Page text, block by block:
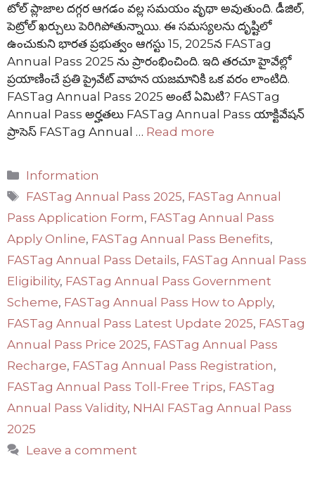
టోల్ ప్లాజాల దగ్గర ఆగడం వల్ల సమయం వృథా అవుతుంది. డీజిల్,
పెట్రోల్ ఖర్చులు పెరిగిపోతున్నాయి. ఈ సమస్యలను దృష్టిలో
ఉంచుకుని భారత ప్రభుత్వం ఆగస్టు 15, 2025న FASTag
Annual Pass 2025 ను ప్రారంభించింది. ఇది తరచూ హైవేల్లో
ప్రయాణించే ప్రతి ప్రైవేట్ వాహన యజమానికి ఒక వరం లాంటిది.
FASTag Annual Pass 2025 అంటే ఏమిటి? FASTag
Annual Pass అర్హతలు FASTag Annual Pass యాక్టివేషన్
ప్రాసెస్ FASTag Annual … Read more
Categories
Information
Tags
FASTag Annual Pass 2025, FASTag Annual
Pass Application Form, FASTag Annual Pass
Apply Online, FASTag Annual Pass Benefits,
FASTag Annual Pass Details, FASTag Annual Pass
Eligibility, FASTag Annual Pass Government
Scheme, FASTag Annual Pass How to Apply,
FASTag Annual Pass Latest Update 2025, FASTag
Annual Pass Price 2025, FASTag Annual Pass
Recharge, FASTag Annual Pass Registration,
FASTag Annual Pass Toll-Free Trips, FASTag
Annual Pass Validity, NHAI FASTag Annual Pass
2025
Leave a comment